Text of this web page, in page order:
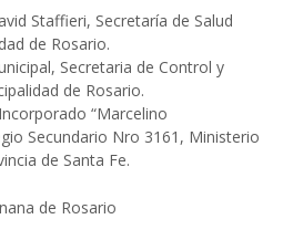
Staffieri, Secretaría de Salud
de Rosario.
Secretaria de Control y
de Rosario.
“Marcelino
Secundario Nro 3161, Ministerio
de Santa Fe.
de Rosario